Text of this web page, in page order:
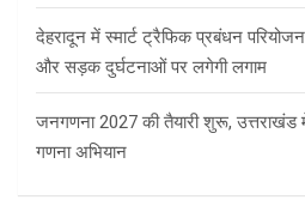
देहरादून में स्मार्ट ट्रैफिक प्रबंधन
और सड़क दुर्घटनाओं पर लगेगी लगाम
जनगणना 2027 की तैयारी शुरू, उत्तराखंड
गणना अभियान